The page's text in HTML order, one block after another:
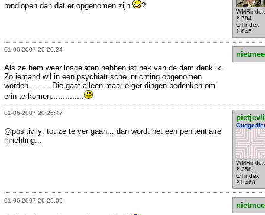
2.784
OTindex:
1.845
rondlopen dan dat er opgenomen zijn
?
01-06-2007 20:20:24
Als ze hem weer losgelaten hebben ist hek van de dam denk ik.
Zo iemand wil in een psychiatrische inrichting opgenomen
worden..........Die gaat alleen maar erger dingen bedenken om
erin te komen..............
01-06-2007 20:26:47
2.358
OTindex:
21.468
@positivily: tot ze te ver gaan... dan wordt het een penitentiaire
inrichting...
01-06-2007 20:29:09